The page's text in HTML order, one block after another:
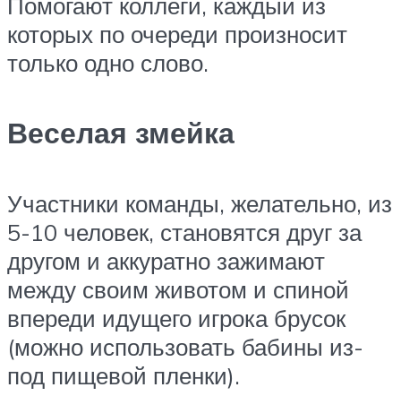
которых по очереди произносит
только одно слово.
Веселая змейка
Участники команды, желательно, из
5-10 человек, становятся друг за
другом и аккуратно зажимают
между своим животом и спиной
впереди идущего игрока брусок
(можно использовать бабины из-
под пищевой пленки).